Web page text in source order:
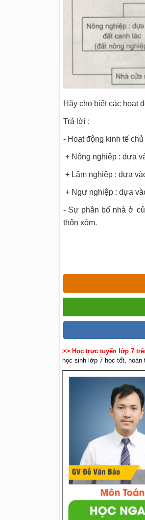
Hãy cho biết các hoạt
Trả lời :
- Hoạt động kinh tế
+ Nông nghiệp : dựa
+ Lâm nghiệp : dựa
+ Ngư nghiệp : dựa
- Sự phân bố nhà ở
thôn xóm.
>> Học trực tuyến lớp 7
học sinh lớp 7 học tốt, hoàn